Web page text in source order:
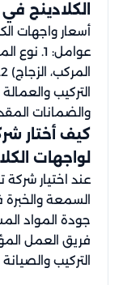
الكلادينج
أسعار واجهات
عوامل: 1.
والضمانات
كيف أختار
لواجهات
التركيب والصيانة